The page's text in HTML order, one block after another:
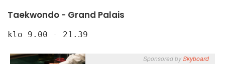
Taekwondo - Grand Palais
klo 9.00 - 21.39